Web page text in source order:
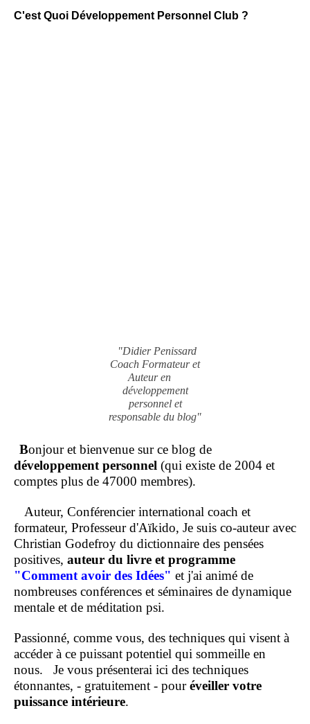
C'est Quoi Développement Personnel Club ?
"Didier Penissard
Coach Formateur et
Auteur en
développement
personnel et
responsable du blog"
Bonjour et bienvenue sur ce blog de
développement personnel (qui existe de 2004 et
comptes plus de 47000 membres).
Auteur, Conférencier international coach et
formateur, Professeur d'Aïkido, Je suis co-auteur avec
Christian Godefroy du dictionnaire des pensées
positives, auteur du livre et programme
"Comment avoir des Idées" et j'ai animé de
nombreuses conférences et séminaires de dynamique
mentale et de méditation psi.
Passionné, comme vous, des techniques qui visent à
accéder à ce puissant potentiel qui sommeille en
nous. Je vous présenterai ici des techniques
étonnantes, - gratuitement - pouréveiller votre
puissance intérieure.